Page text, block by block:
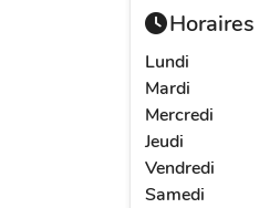
Horaires
Lundi
Mardi
Mercredi
Jeudi
Vendredi
Samedi